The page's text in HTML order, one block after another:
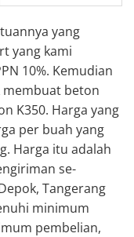
yang
yang kami
10%. Kemudian
beton
K350. Harga yang
per buah yang
Harga itu adalah
se-
Tangerang
minimum
pembelian,